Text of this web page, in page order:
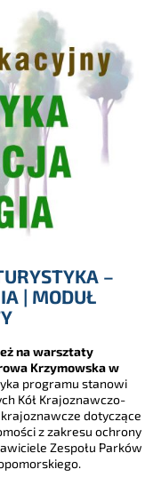
–
| MODUŁ
na warsztaty
Krzymowska w
programu stanowi
Kół Krajoznawczo-
dotyczące
z zakresu ochrony
Zespołu Parków